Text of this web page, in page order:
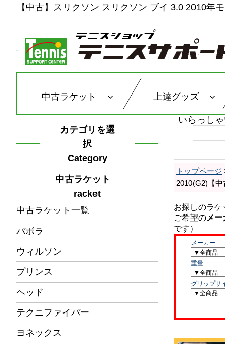
【中古】スリクソン スリクソン ブイ 3.0 2010年
中古ラケット 上達グッズ
カテゴリを選
択
Category
中古ラケット
racket
中古ラケット一覧
バボラ
ウィルソン
プリンス
ヘッド
テクニファイバー
ヨネックス
いらっし
トップページ
2010(G2)【中